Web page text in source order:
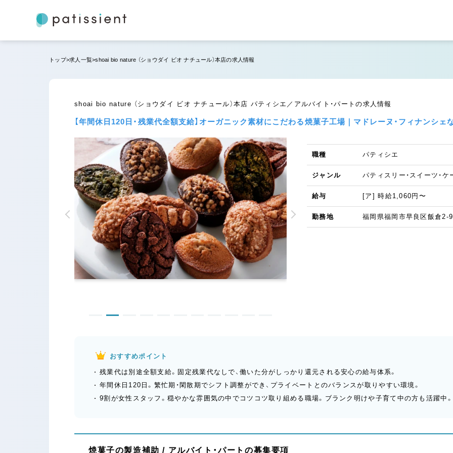
トップ 求人一覧 shoai bio nature （ショウダイ ビオ ナチュール）本店の求人情報
shoai bio nature （ショウダイ ビオ ナチュール）本店 パティシエ／アルバイト・パートの求人情報
【年間休日120日・残業代全額支給】オーガニック素材にこだわる焼菓子工場｜マドレーヌ・フィナンシ
職種 パティシエ
ジャンル パティスリー・スイーツ・
給与 [ア] 時給1,060円〜
勤務地 福岡県福岡市早良区飯倉2-
おすすめポイント
残業代は別途全額支給。固定残業代なしで、働いた分がしっかり還元される安心の給与体系。
年間休日120日。繁忙期・閑散期でシフト調整ができ、プライベートとのバランスが取りやすい環境。
9割が女性スタッフ。穏やかな雰囲気の中でコツコツ取り組める職場。ブランク明けや子育て中の方も活躍中。
焼菓子の製造補助 / アルバイト・パートの募集要項